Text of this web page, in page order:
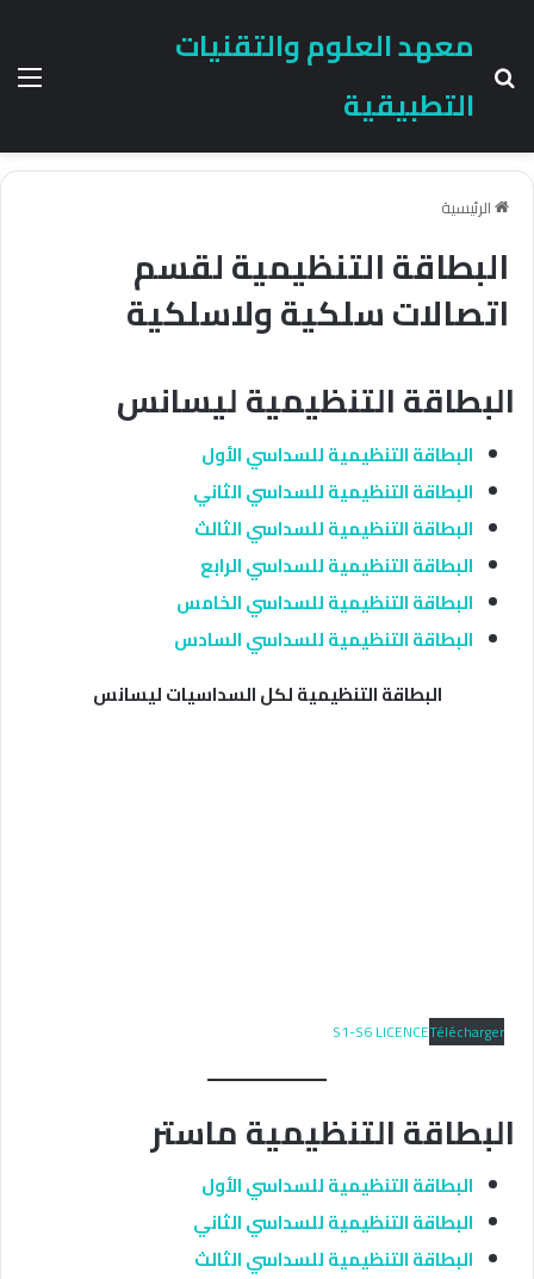
معهد العلوم والتقنيات
التطبيقية
الرئيسية
البطاقة التنظيمية لقسم
اتصالات سلكية ولاسلكية
البطاقة التنظيمية ليسانس
البطاقة التنظيمية للسداسي الأول
البطاقة التنظيمية للسداسي الثاني
البطاقة التنظيمية للسداسي الثالث
البطاقة التنظيمية للسداسي الرابع
البطاقة التنظيمية للسداسي الخامس
البطاقة التنظيمية للسداسي السادس
البطاقة التنظيمية لكل السداسيات ليسانس
S1-S6 LICENCETélécharger
البطاقة التنظيمية ماستر
البطاقة التنظيمية للسداسي الأول
البطاقة التنظيمية للسداسي الثاني
البطاقة التنظيمية للسداسي الثالث